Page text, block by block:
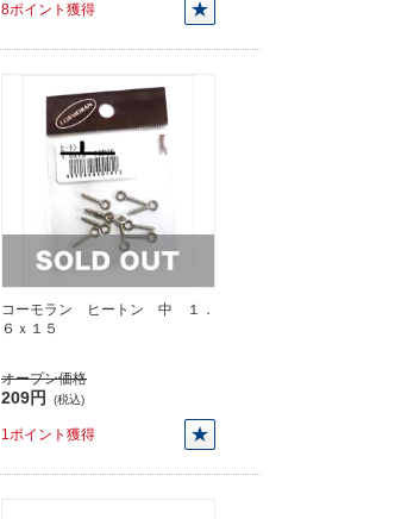
8ポイント獲得
コーモラン ヒートン 中 １．
６ｘ１５
オープン価格
209円 (税込)
1ポイント獲得